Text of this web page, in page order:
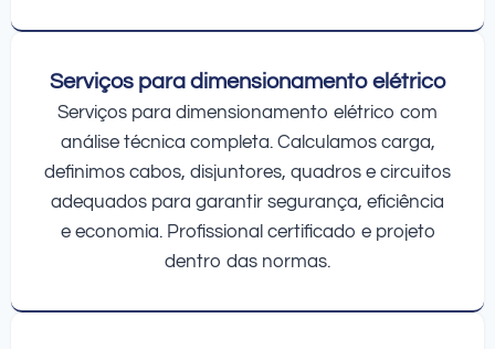
Serviços para dimensionamento elétrico
Serviços para dimensionamento elétrico com
análise técnica completa. Calculamos carga,
definimos cabos, disjuntores, quadros e circuitos
adequados para garantir segurança, eficiência
e economia. Profissional certificado e projeto
dentro das normas.